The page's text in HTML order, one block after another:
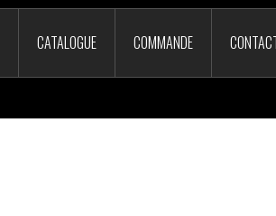
CATALOGUE COMMANDE